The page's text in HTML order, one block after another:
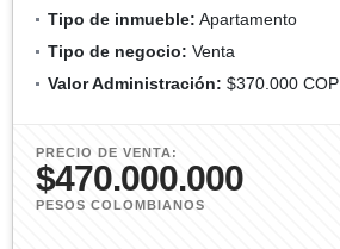
Tipo de inmueble: Apartamento
Tipo de negocio: Venta
Valor Administración: $370.000 COP
PRECIO DE VENTA:
$470.000.000
PESOS COLOMBIANOS